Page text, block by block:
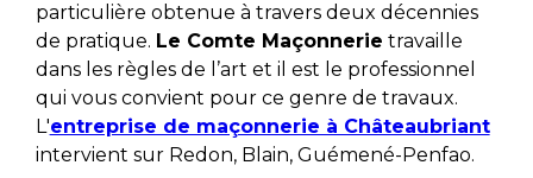
particulière obtenue à travers deux décennies
de pratique. Le Comte Maçonnerie travaille
dans les règles de l’art et il est le professionnel
qui vous convient pour ce genre de travaux.
L'entreprise de maçonnerie à Châteaubriant
intervient sur Redon, Blain, Guémené-Penfao.